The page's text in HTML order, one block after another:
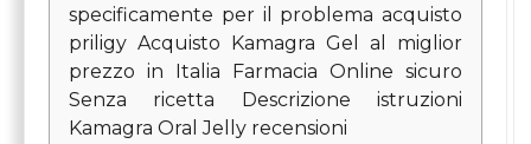
specificamente per il problema acquisto
priligy Acquisto Kamagra Gel al miglior
prezzo in Italia Farmacia Online sicuro
Senza ricetta Descrizione istruzioni
Kamagra Oral Jelly recensioni